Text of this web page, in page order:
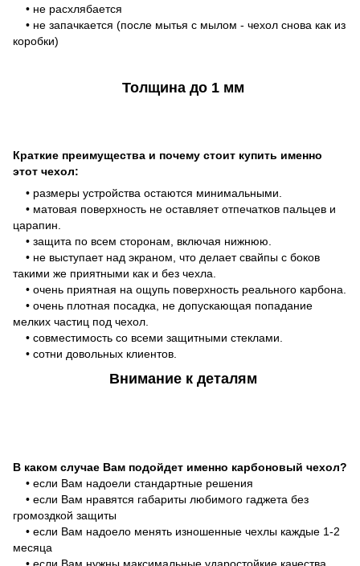
• не расхлябается
• не запачкается (после мытья с мылом - чехол снова как из
коробки)
Толщина до 1 мм
Краткие преимущества и почему стоит купить именно
этот чехол:
• размеры устройства остаются минимальными.
• матовая поверхность не оставляет отпечатков пальцев и
царапин.
• защита по всем сторонам, включая нижнюю.
• не выступает над экраном, что делает свайпы с боков
такими же приятными как и без чехла.
• очень приятная на ощупь поверхность реального карбона.
• очень плотная посадка, не допускающая попадание
мелких частиц под чехол.
• совместимость со всеми защитными стеклами.
• сотни довольных клиентов.
Внимание к деталям
В каком случае Вам подойдет именно карбоновый чехол?
• если Вам надоели стандартные решения
• если Вам нравятся габариты любимого гаджета без
громоздкой защиты
• если Вам надоело менять изношенные чехлы каждые 1-2
месяца